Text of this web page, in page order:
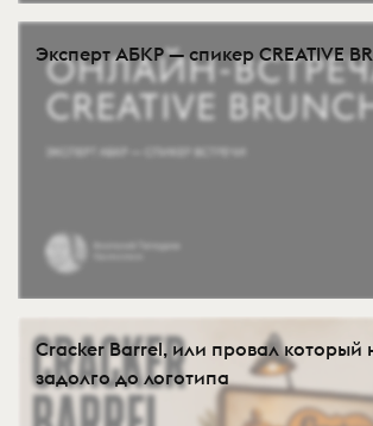
Эксперт АБКР — спикер CREATIVE
Cracker Barrel, или провал который
задолго до логотипа